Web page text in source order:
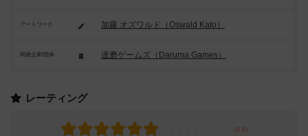
アートワーク 加藤 オズワルド（Oswald Kato）
関連企業/団体 達磨ゲームズ（Daruma Games）
レーティング